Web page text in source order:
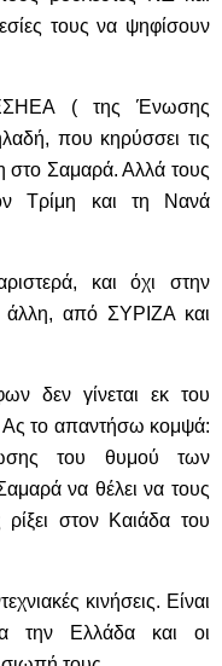
τους να ψηφίσουν
( της Ένωσης
που κηρύσσει τις
στο Σαμαρά. Αλλά τους
Τρίμη και τη Νανά
και όχι στην
άλλη, από ΣΥΡΙΖΑ και
δεν γίνεται εκ του
Ας το απαντήσω κομψά:
του θυμού των
να θέλει να τους
στον Καιάδα του
κινήσεις. Είναι
την Ελλάδα και οι